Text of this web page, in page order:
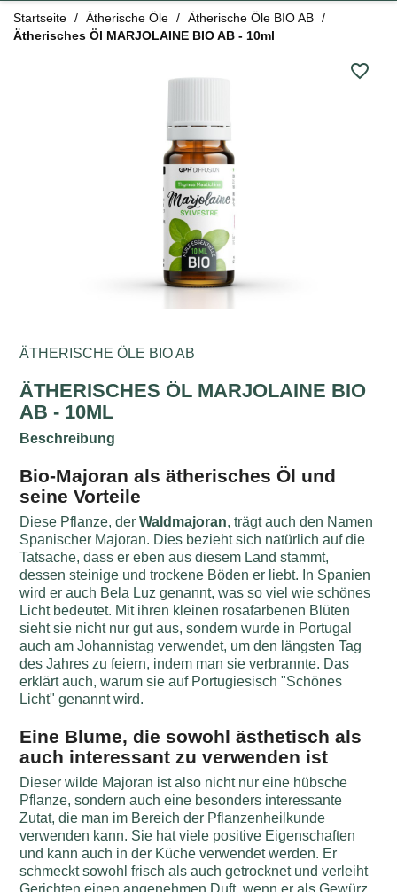
Startseite Ätherische Öle
Ätherische Öle BIO AB
Ätherisches Öl MARJOLAINE BIO AB - 10ml
favorite_border
ÄTHERISCHE ÖLE BIO AB
ÄTHERISCHES ÖL MARJOLAINE BIO
AB - 10ML
Beschreibung
Bio-Majoran als ätherisches Öl und
seine Vorteile
Diese Pflanze, derWaldmajoran, trägt auch den Namen
Spanischer Majoran. Dies bezieht sich natürlich auf die
Tatsache, dass er eben aus diesem Land stammt,
dessen steinige und trockene Böden er liebt. In Spanien
wird er auch Bela Luz genannt, was so viel wie schönes
Licht bedeutet. Mit ihren kleinen rosafarbenen Blüten
sieht sie nicht nur gut aus, sondern wurde in Portugal
auch am Johannistag verwendet, um den längsten Tag
des Jahres zu feiern, indem man sie verbrannte. Das
erklärt auch, warum sie auf Portugiesisch "Schönes
Licht" genannt wird.
Eine Blume, die sowohl ästhetisch als
auch interessant zu verwenden ist
Dieser wilde Majoran ist also nicht nur eine hübsche
Pflanze, sondern auch eine besonders interessante
Zutat, die man im Bereich der Pflanzenheilkunde
verwenden kann. Sie hat viele positive Eigenschaften
und kann auch in der Küche verwendet werden. Er
schmeckt sowohl frisch als auch getrocknet und verleiht
Gerichten einen angenehmen Duft, wenn er als Gewürz